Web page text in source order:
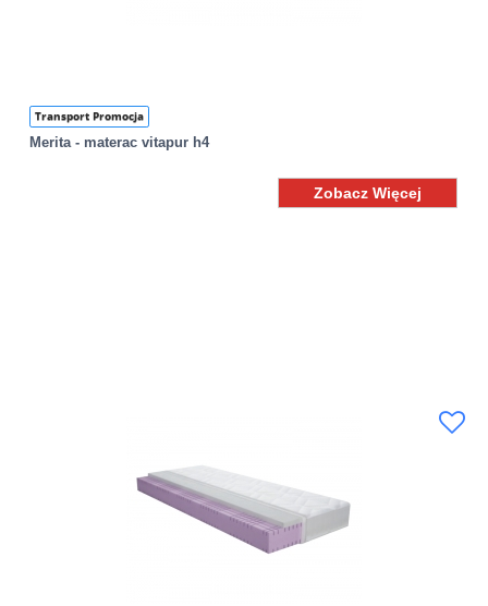
Transport Promocja
Merita - materac vitapur h4
Zobacz Więcej